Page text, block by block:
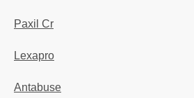
Paxil Cr
Lexapro
Antabuse